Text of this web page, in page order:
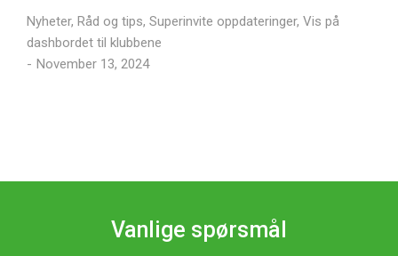
Nyheter, Råd og tips, Superinvite oppdateringer, Vis på
dashbordet til klubbene
November 13, 2024
Vanlige spørsmål